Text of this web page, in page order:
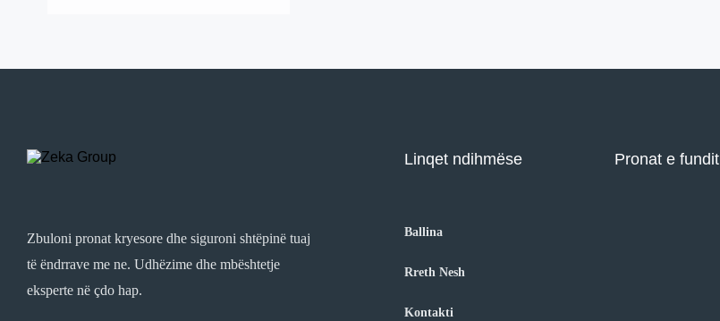
Zbuloni pronat kryesore dhe siguroni shtëpinë tuaj
të ëndrrave me ne. Udhëzime dhe mbështetje
eksperte në çdo hap.
Linqet ndihmëse
Ballina
Rreth Nesh
Kontakti
Pronat e fundit